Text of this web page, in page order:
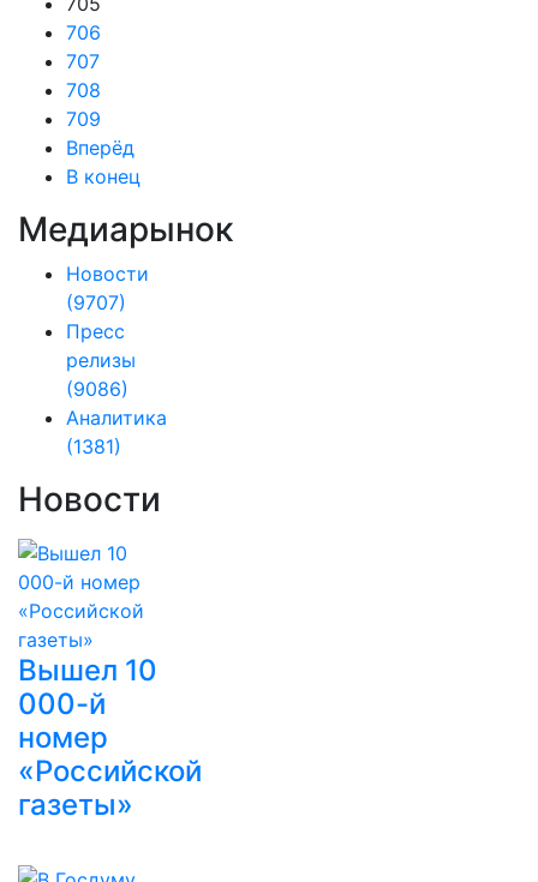
706
707
708
709
Вперёд
В конец
Медиарынок
Новости
(9707)
Пресс
релизы
(9086)
Аналитика
(1381)
Новости
Вышел 10
000-й
номер
«Российской
газеты»